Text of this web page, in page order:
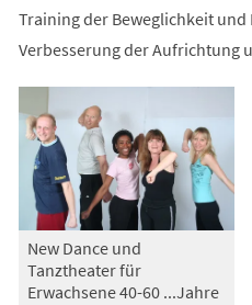
Training der Beweglichkeit
Verbesserung der Aufrichtung
New Dance und
Tanztheater für
Erwachsene 40-60 ...Jahre